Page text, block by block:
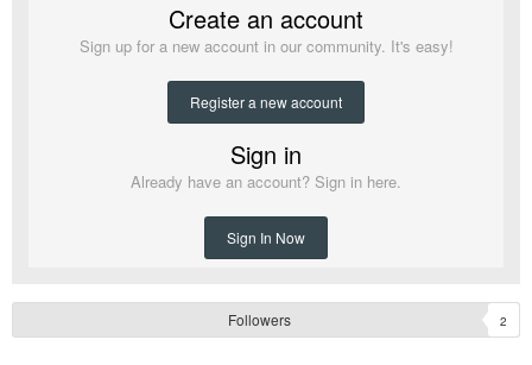
Create an account
Sign up for a new account in our community. It's easy!
Register a new account
Sign in
Already have an account? Sign in here.
Sign In Now
Followers 2